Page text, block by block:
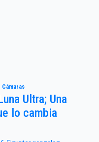
Cámaras
Ultra; Una
lo cambia